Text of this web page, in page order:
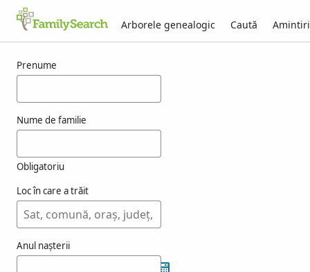
Arborele genealogic Caută Amintiri
Prenume
Nume de familie
Obligatoriu
Loc în care a trăit
Anul nașterii